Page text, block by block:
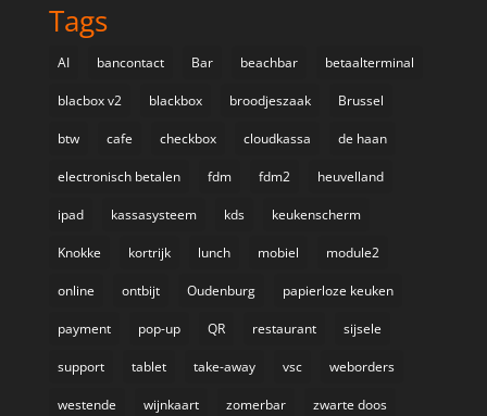
Tags
AI bancontact Bar beachbar betaalterminal
blacbox v2 blackbox broodjeszaak Brussel
btw cafe checkbox cloudkassa de haan
electronisch betalen fdm fdm2 heuvelland
ipad kassasysteem kds keukenscherm
Knokke kortrijk lunch mobiel module2
online ontbijt Oudenburg papierloze keuken
payment pop-up QR restaurant sijsele
support tablet take-away vsc weborders
westende wijnkaart zomerbar zwarte doos